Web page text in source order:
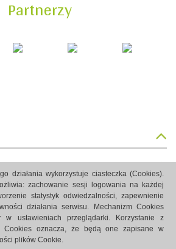
działania wykorzystuje ciasteczka (Cookies).
zachowanie sesji logowania na każdej
statystyk odwiedzalności, zapewnienie
działania serwisu. Mechanizm Cookies
w ustawieniach przeglądarki. Korzystanie z
Cookies oznacza, że będą one zapisane w
plików Cookie.
Partnerzy
created by Rutcom